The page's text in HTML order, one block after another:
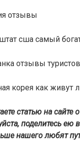
отзывы
сша самый
отзывы
корея как живут
статью на сайте
поделитесь ею
нашего любят